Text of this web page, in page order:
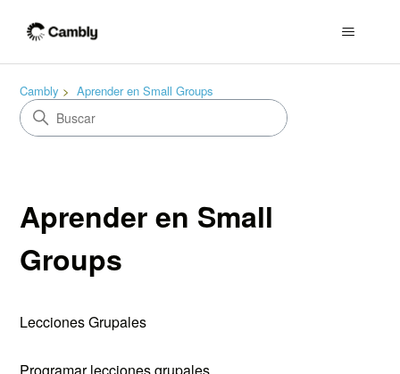
Cambly Aprender en Small Groups
Aprender en Small
Groups
Lecciones Grupales